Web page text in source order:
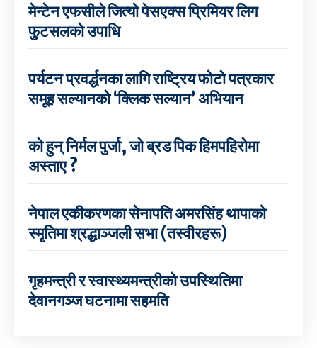
मेन्टेन एफसीले जित्यो पेसएक्स प्रिमियर लिग
फुटसलको उपाधि
पर्यटन प्रवर्द्धनका लागि राष्ट्रिय फोटो पत्रकार
समूह सल्यानको ‘क्लिक सल्यान’ अभियान
को हुन् निर्मल पुर्जा, जो ब्रड पिक हिमपहिरोमा
अस्ताए ?
नेपाल एकीकरणका सेनापति अमरसिंह थापाको
स्मृतिमा श्रद्धाञ्जली सभा (तस्वीरहरू)
गृहमन्त्री र स्वास्थ्यमन्त्रीको उपस्थितिमा
देवानगञ्ज घटनामा सहमति